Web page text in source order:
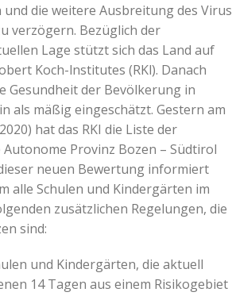
die weitere Ausbreitung des Virus
verzögern. Bezüglich der
Lage stützt sich das Land auf
Koch-lnstitutes (RKl). Danach
Gesundheit der Bevölkerung in
als mäßig eingeschätzt. Gestern am
hat das RKI die Liste der
Provinz Bozen – Südtirol
neuen Bewertung informiert
alle Schulen und Kindergärten im
zusätzlichen Regelungen, die
sind:
und Kindergärten, die aktuell
14 Tagen aus einem Risikogebiet